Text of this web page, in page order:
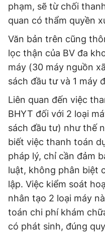
phạm, sẽ từ chối
quan có thẩm quyền
Văn bản trên cũng
lọc thận của BV đa
máy (30 máy nguồn
sách đầu tư và 1 máy
Liên quan đến việc
BHYT đối với 2 loại
sách đầu tư) như thế
biết việc thanh toán
pháp lý, chỉ cần đảm
luật, không phân biệt
lập. Việc kiểm soát
nhân tạo 2 loại máy
toán chi phí khám
có phát sinh, đúng